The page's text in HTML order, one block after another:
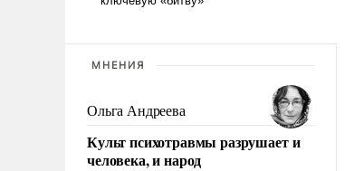
МНЕНИЯ
Ольга Андреева
Культ психотравмы разрушает и
человека, и народ